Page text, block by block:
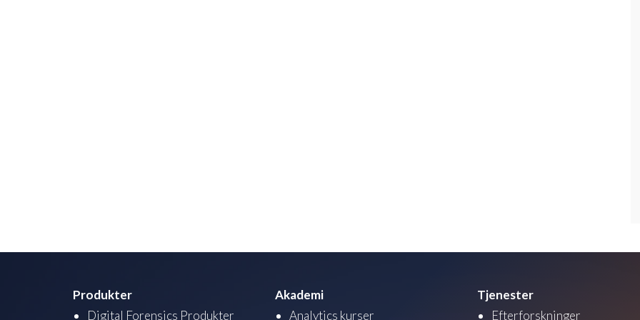
Produkter
Digital Forensics Produkter
Akademi
Analytics kurser
Tjenester
Efterforskninger